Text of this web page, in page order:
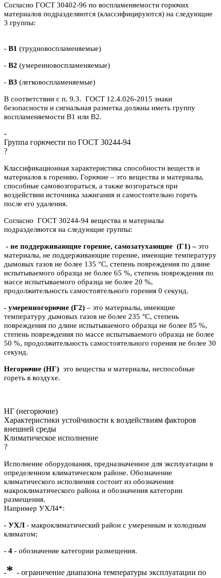
Согласно ГОСТ 30402-96 по воспламеняемости горючих
материалов подразделяются (классифицируются) на следующие
3 группы:
- В1 (трудновоспламеняемые)
- В2 (умеренновоспламеняемые)
- В3 (легковоспламеняемые)
В соответствии с п. 9.3. ГОСТ 12.4.026-2015 знаки
безопасности и сигнальная разметка должны иметь группу
воспламеняемости В1 или В2.
-
Группа горючести по ГОСТ 30244-94
?
Классификационная характеристика способности веществ и
материалов к горению. Горючие – это вещества и материалы,
способные самовозгораться, а также возгораться при
воздействии источника зажигания и самостоятельно гореть
после его удаления.
Согласно ГОСТ 30244-94 вещества и материалы
подразделяются на следующие группы:
- не поддерживающие горение, самозатухающие (Г1) – это
материалы, не поддерживающие горение, имеющие температуру
дымовых газов не более 135 °C, степень повреждения по длине
испытываемого образца не более 65 %, степень повреждения по
массе испытываемого образца не более 20 %,
продолжительность самостоятельного горения 0 секунд.
- умеренногорючие (Г2) – это материалы, имеющие
температуру дымовых газов не более 235 °C, степень
повреждения по длине испытываемого образца не более 85 %,
степень повреждения по массе испытываемого образца не более
50 %, продолжительность самостоятельного горения не более 30
секунд.
Негорючие (НГ) это вещества и материалы, неспособные
гореть в воздухе.
НГ (негорючие)
Характеристики устойчивости к воздействиям факторов
внешней среды
Климатическое исполнение
?
Исполнение оборудования, предназначенное для эксплуатации в
определенном климатическом районе. Обозначение
климатического исполнения состоит из обозначения
макроклиматического района и обозначения категории
размещения.
Например УХЛ4*:
- УХЛ - макроклиматический район с умеренным и холодным
климатом;
- 4 - обозначение категории размещения.
-* - ограничение диапазона температуры эксплуатации по